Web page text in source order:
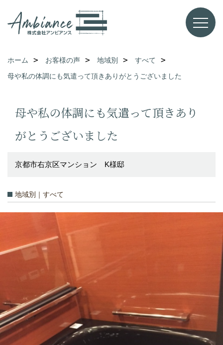
ホーム お客様の声 地域別
すべて
母や私の体調にも気遣って頂きありがとうございました
母や私の体調にも気遣って頂きあり
がとうございました
京都市右京区マンション K様邸
地域別｜すべて